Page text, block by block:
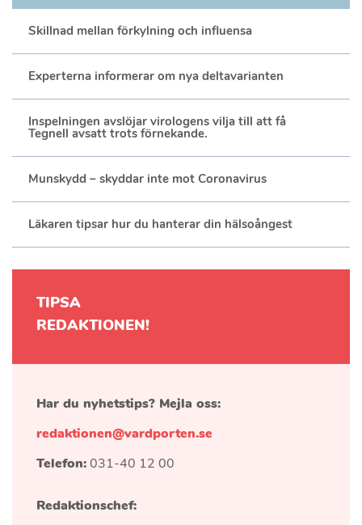
Skillnad mellan förkylning och influensa
Experterna informerar om nya deltavarianten
Inspelningen avslöjar virologens vilja till att få
Tegnell avsatt trots förnekande.
Munskydd – skyddar inte mot Coronavirus
Läkaren tipsar hur du hanterar din hälsoångest
TIPSA
REDAKTIONEN!
Har du nyhetstips? Mejla oss:
redaktionen@vardporten.se
Telefon:031-40 12 00
Redaktionschef: